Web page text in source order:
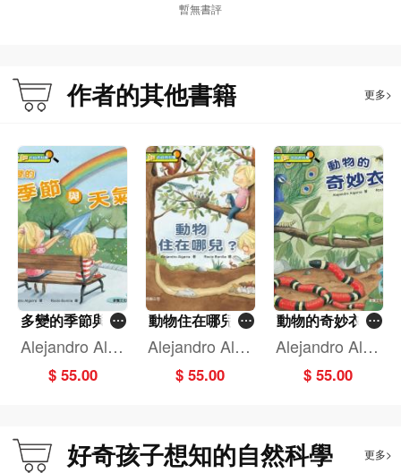
暫無書評
作者的其他書籍 更多>
多變的季節與天
氣[好奇孩子想知
的自然科學]
Alejandro Alga
rra
$ 55.00
動物住在哪兒？
[好奇孩子想知的
自然科學]
Alejandro Alga
rra
$ 55.00
動物的奇妙衣裳
[好奇孩子想知的
自然科學]
Alejandro Alga
rra
$ 55.00
好奇孩子想知的自然科學 更多>